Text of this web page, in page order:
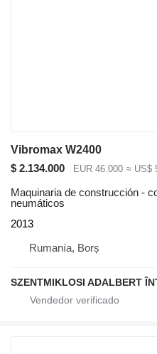
Vibromax W2400
$ 2.134.000
EUR 46.000 ≈ US$
Maquinaria de construcción -
neumáticos
2013
Rumanía, Borș